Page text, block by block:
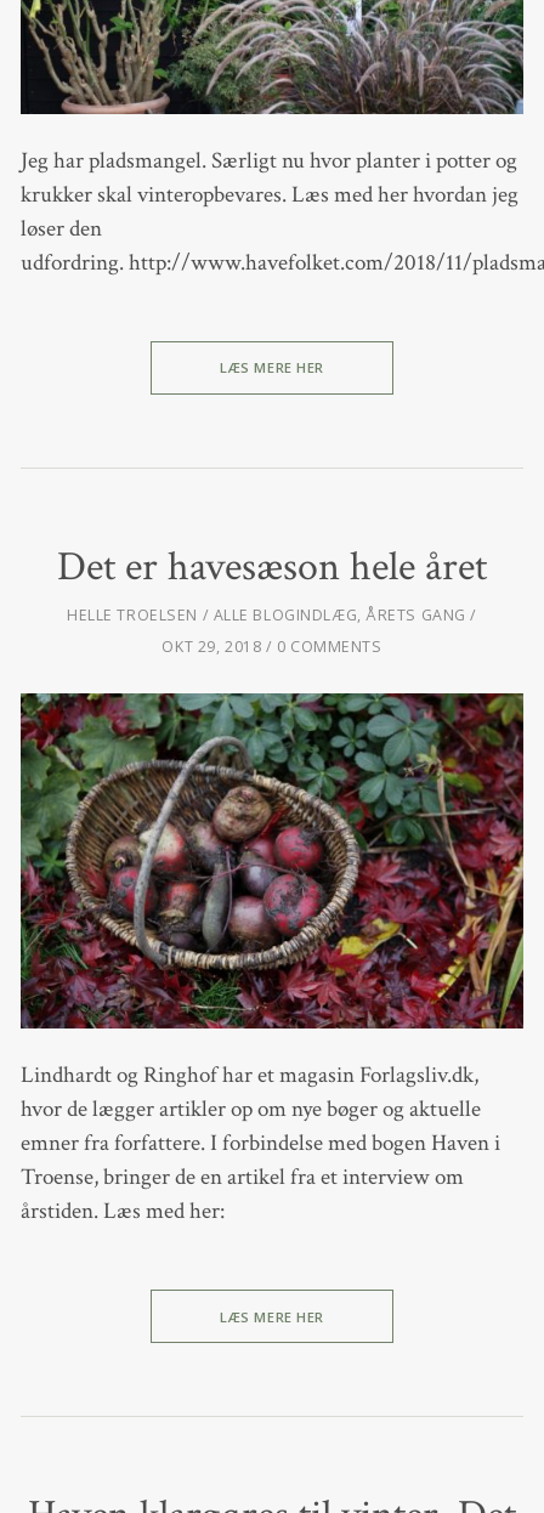
Jeg har pladsmangel. Særligt nu hvor planter i potter og
krukker skal vinteropbevares. Læs med her hvordan jeg
løser den
udfordring. http://www.havefolket.com/2018/11/
LÆS MERE HER
Det er havesæson hele året
HELLE TROELSEN ALLE BLOGINDLÆG,ÅRETS GANG
OKT 29, 2018
0 COMMENTS
Lindhardt og Ringhof har et magasin Forlagsliv.dk,
hvor de lægger artikler op om nye bøger og aktuelle
emner fra forfattere. I forbindelse med bogen Haven i
Troense, bringer de en artikel fra et interview om
årstiden. Læs med her:
LÆS MERE HER